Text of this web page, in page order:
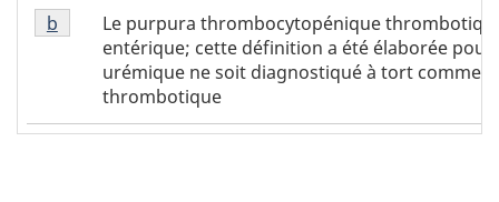
aTableau
1
Le purpura thrombocytopénique
entérique; cette définition a été élaborée
urémique ne soit diagnostiqué à tort comme
thrombotique
Return toTableau 1 footnote
b referrer